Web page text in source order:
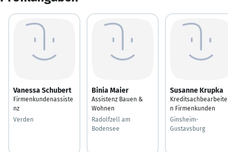
Vanessa Schubert
Firmenkundenassiste
nz
Verden
Binia Maier
Assistenz Bauen &
Wohnen
Radolfzell am
Bodensee
Susanne Krupka
n Firmenkunden
Ginsheim-
Gustavsburg